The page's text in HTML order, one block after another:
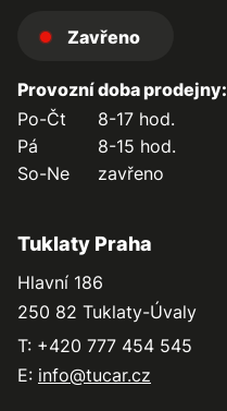
Zavřeno
Provozní doba prodejny:
Po-Čt
8-17 hod.
Pá
8-15 hod.
So-Ne
zavřeno
Tuklaty Praha
Hlavní 186
250 82 Tuklaty-Úvaly
T: +420 777 454 545
E: info@tucar.cz